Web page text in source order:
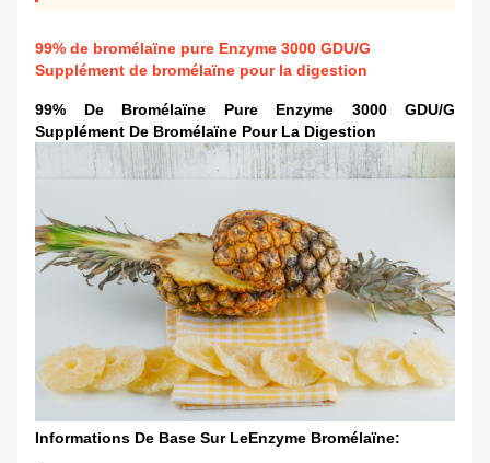
99% de bromélaïne pure Enzyme 3000 GDU/G
Supplément de bromélaïne pour la digestion
99% De Bromélaïne Pure Enzyme 3000 GDU/G
Supplément De Bromélaïne Pour La Digestion
Informations De Base Sur LeEnzyme Bromélaïne: